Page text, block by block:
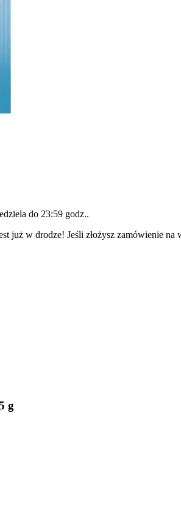
do 23:59 godz..
już w drodze! Jeśli złożysz zamówienie na
g